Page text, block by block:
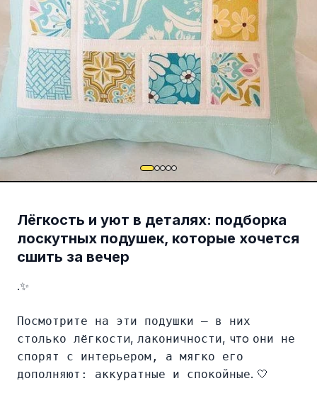
Лёгкость и уют в деталях: подборка
лоскутных подушек, которые хочется
сшить за вечер
.✨
Посмотрите на эти подушки — в них
столько лёгкости, лаконичности, что они не
спорят с интерьером, а мягко его
дополняют: аккуратные и спокойные. 🤍